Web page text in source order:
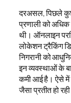
दरअसल, पिछले कुछ
प्रणाली को अधिक
थी। ऑनलाइन
लोकेशन ट्रैकिंग
निगरानी को
इन व्यवस्थाओं के
कमी आई है। ऐसे में
जैसा प्रतीत हो